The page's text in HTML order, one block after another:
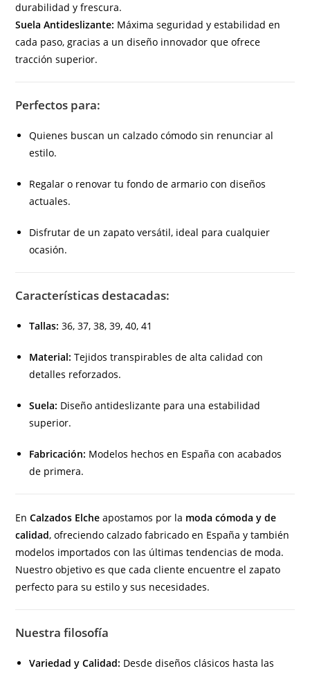
durabilidad y frescura.
Suela Antideslizante: Máxima seguridad y estabilidad en
cada paso, gracias a un diseño innovador que ofrece
tracción superior.
Perfectos para:
Quienes buscan un calzado cómodo sin renunciar al
estilo.
Regalar o renovar tu fondo de armario con diseños
actuales.
Disfrutar de un zapato versátil, ideal para cualquier
ocasión.
Características destacadas:
Tallas: 36, 37, 38, 39, 40, 41
Material: Tejidos transpirables de alta calidad con
detalles reforzados.
Suela: Diseño antideslizante para una estabilidad
superior.
Fabricación: Modelos hechos en España con acabados
de primera.
EnCalzados Elche apostamos por la moda cómoda y de
calidad, ofreciendo calzado fabricado en España y también
modelos importados con las últimas tendencias de moda.
Nuestro objetivo es que cada cliente encuentre el zapato
perfecto para su estilo y sus necesidades.
Nuestra filosofía
Variedad y Calidad: Desde diseños clásicos hasta las